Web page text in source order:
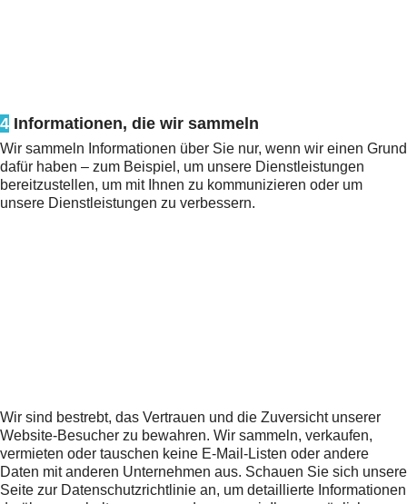
4 Informationen, die wir sammeln
Wir sammeln Informationen über Sie nur, wenn wir einen Grund
dafür haben – zum Beispiel, um unsere Dienstleistungen
bereitzustellen, um mit Ihnen zu kommunizieren oder um
unsere Dienstleistungen zu verbessern.
Wir sind bestrebt, das Vertrauen und die Zuversicht unserer
Website-Besucher zu bewahren. Wir sammeln, verkaufen,
vermieten oder tauschen keine E-Mail-Listen oder andere
Daten mit anderen Unternehmen aus. Schauen Sie sich unsere
Seite zur Datenschutzrichtlinie an, um detaillierte Informationen